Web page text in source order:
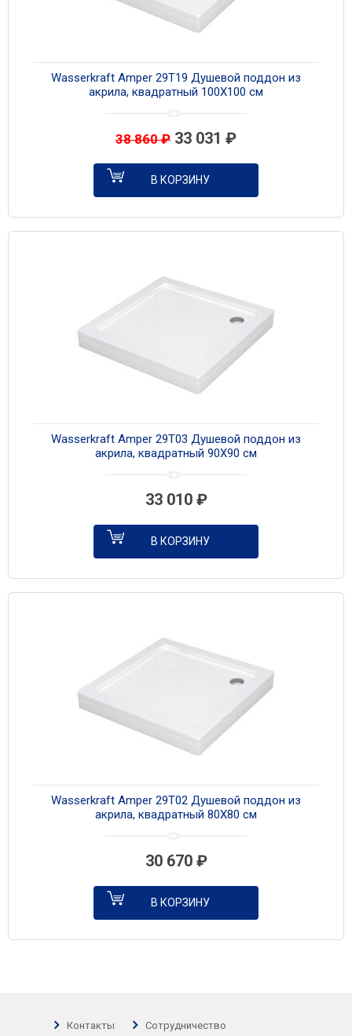
Wasserkraft Amper 29T19 Душевой поддон из
акрила, квадратный 100Х100 см
38 860₽ 33 031 ₽
В КОРЗИНУ
Wasserkraft Amper 29T03 Душевой поддон из
акрила, квадратный 90Х90 см
33 010 ₽
В КОРЗИНУ
Wasserkraft Amper 29T02 Душевой поддон из
акрила, квадратный 80Х80 см
30 670 ₽
В КОРЗИНУ
Контакты Сотрудничество